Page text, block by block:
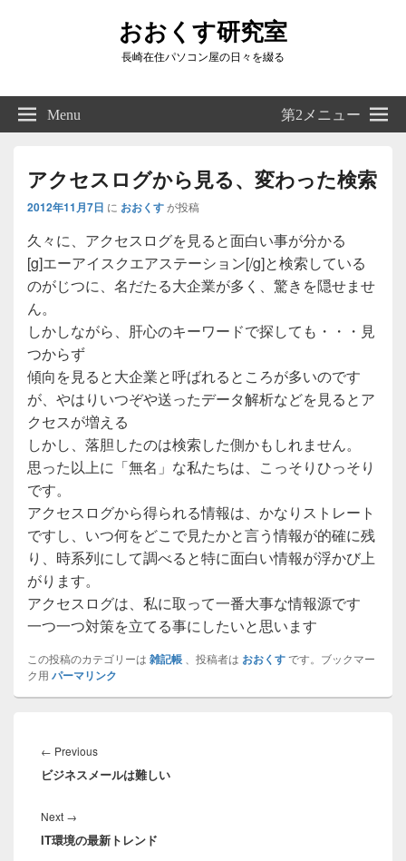
おおくす研究室
長崎在住パソコン屋の日々を綴る
Right
Sidebar
Widget
Menu 第2メニュー
アクセスログから見る、変わった検索
2012年11月7日 に おおくすが投稿
久々に、アクセスログを見ると面白い事が分かる
[g]エーアイスクエアステーション[/g]と検索している
のがじつに、名だたる大企業が多く、驚きを隠せませ
ん。
しかしながら、肝心のキーワードで探しても・・・見
つからず
傾向を見ると大企業と呼ばれるところが多いのです
が、やはりいつぞや送ったデータ解析などを見るとア
クセスが増える
しかし、落胆したのは検索した側かもしれません。
思った以上に「無名」な私たちは、こっそりひっそり
です。
アクセスログから得られる情報は、かなりストレート
ですし、いつ何をどこで見たかと言う情報が的確に残
り、時系列にして調べると特に面白い情報が浮かび上
がります。
アクセスログは、私に取って一番大事な情報源です
一つ一つ対策を立てる事にしたいと思います
この投稿のカテゴリーは 雑記帳 、投稿者は おおくすです。ブックマー
ク用 パーマリンク
稿
ナ
ゲ
ー
シ
← PreviousPrevious
post:
ビジネスメールは難しい
Next →
post:
IT環境の最新トレンド